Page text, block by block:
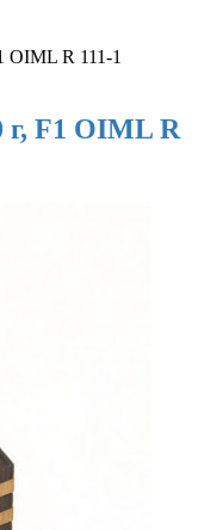
OIML R 111-1
г, F1 OIML R